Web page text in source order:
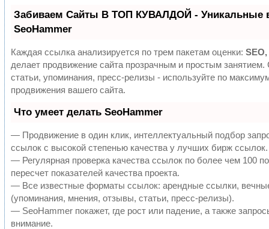
Забиваем Сайты В ТОП КУВАЛДОЙ - Уникальные
SeoHammer
Каждая ссылка анализируется по трем пакетам оценки:
делает продвижение сайта прозрачным и простым
статьи, упоминания, пресс-релизы - используйте по
продвижения вашего сайта.
Что умеет делать SeoHammer
— Продвижение в один клик, интеллектуальный подбор
ссылок с высокой степенью качества у лучших бирж ссылок.
— Регулярная проверка качества ссылок по более чем 100
пересчет показателей качества проекта.
— Все известные форматы ссылок: арендные ссылки,
(упоминания, мнения, отзывы, статьи, пресс-релизы).
— SeoHammer покажет, где рост или падение, а также
внимание.